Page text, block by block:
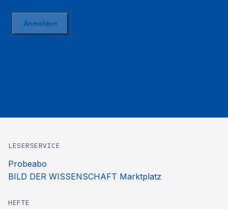
LESERSERVICE
Probeabo
BILD DER WISSENSCHAFT Marktplatz
HEFTE